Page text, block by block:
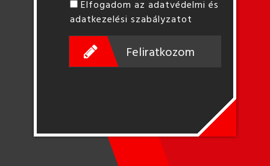
Elfogadom az adatvédelmi és
adatkezelési szabályzatot
Feliratkozom